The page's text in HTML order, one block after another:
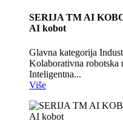
SERIJA TM AI
AI kobot
Glavna kategorija
Kolaborativna robotska
Inteligentna...
Više